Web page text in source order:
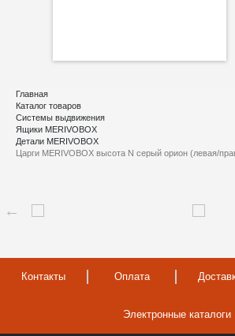
Главная
Каталог товаров
Системы выдвижения
Ящики MERIVOBOX
Детали MERIVOBOX
Царги MERIVOBOX высота N серый орион (левая/
Контакты Оплата
Электронные каталоги